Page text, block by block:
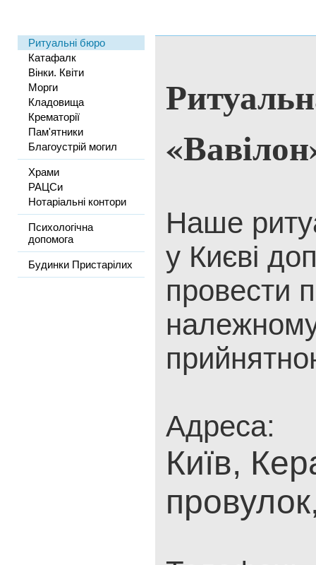
Ритуальні бюро
Катафалк
Вінки. Квіти
Морги
Кладовища
Крематорії
Пам'ятники
Благоустрій могил
Храми
РАЦСи
Нотаріальні контори
Психологічна
допомога
Будинки Пристарілих
Наше
у Києві
провести
належному
Адреса:
Київ,